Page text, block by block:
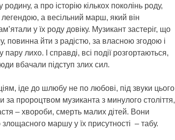
а про історію кількох поколінь роду,
а весільний марш, який він
у їх роду довіку. Музикант застеріг, що
повинна йти з радістю, за власною згодою і
лихо. І справді, всі події розгортаються,
вбачали підступ злих сил.
іде до шлюбу не по любові, під звуки цього
за пророцтвом музиканта з минулого століття,
– хвороби, смерть малих дітей. Вони
маршу у їх присутності – табу.